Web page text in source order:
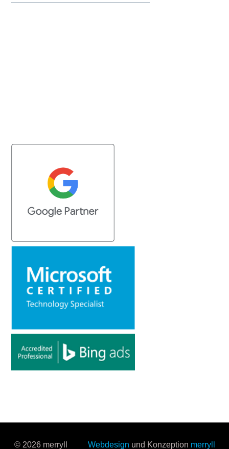
© 2026 merryll Webdesign und Konzeption merryll